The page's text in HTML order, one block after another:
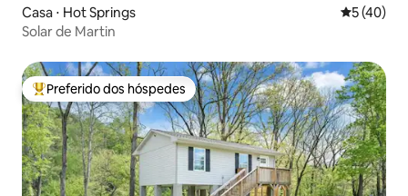
Casa ⋅ Hot Springs 5 de uma
5 (40)
Solar de Martin
Entre os melhores preferidos dos hóspedes
Preferido dos hóspedes